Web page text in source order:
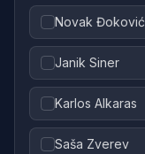
Novak Đoković
Janik Siner
Karlos Alkaras
Saša Zverev